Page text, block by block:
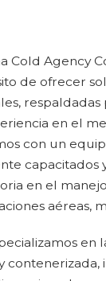
Cold Agency
de ofrecer
respaldadas
en el
con un
capacitados
en el
aéreas,
en
contenerizada,